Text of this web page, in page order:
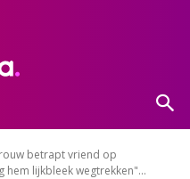
betrapt vriend op
hem lijkbleek wegtrekken"...